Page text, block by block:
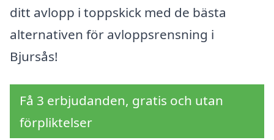
ditt avlopp i toppskick med de bästa
alternativen för avloppsrensning i
Bjursås!
Få 3 erbjudanden, gratis och utan
förpliktelser